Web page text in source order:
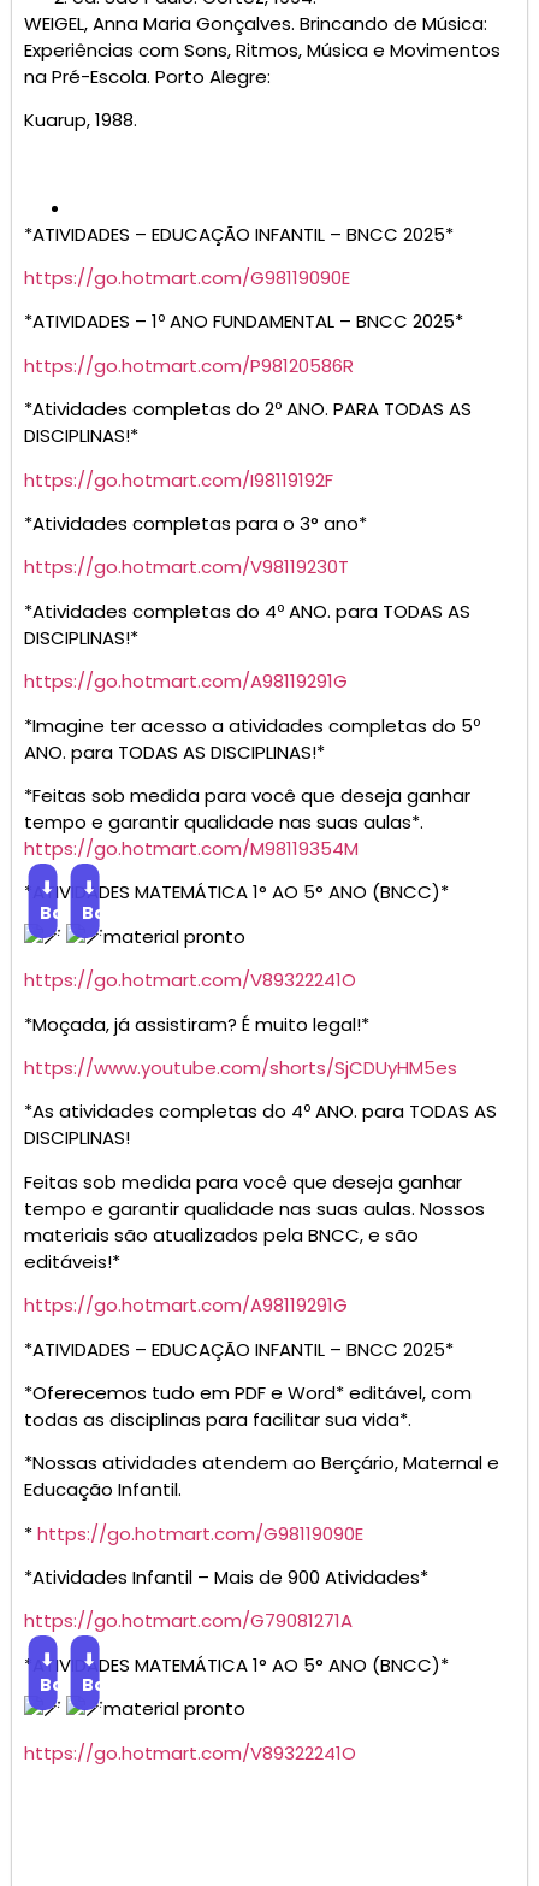
WEIGEL, Anna Maria Gonçalves. Brincando de Música:
Experiências com Sons, Ritmos, Música e Movimentos
na Pré-Escola. Porto Alegre:
Kuarup, 1988.
*ATIVIDADES – EDUCAÇÃO INFANTIL – BNCC 2025*
https://go.hotmart.com/G98119090E
*ATIVIDADES – 1º ANO FUNDAMENTAL – BNCC 2025*
https://go.hotmart.com/P98120586R
*Atividades completas do 2º ANO. PARA TODAS AS
DISCIPLINAS!*
https://go.hotmart.com/I98119192F
*Atividades completas para o 3° ano*
https://go.hotmart.com/V98119230T
*Atividades completas do 4º ANO. para TODAS AS
DISCIPLINAS!*
https://go.hotmart.com/A98119291G
*Imagine ter acesso a atividades completas do 5º
ANO. para TODAS AS DISCIPLINAS!*
*Feitas sob medida para você que deseja ganhar
tempo e garantir qualidade nas suas aulas*.
https://go.hotmart.com/M98119354M
*ATIVIDADES MATEMÁTICA 1° AO 5° ANO (BNCC)*
⬇
Baixar
⬇
Baixar
material pronto
https://go.hotmart.com/V89322241O
*Moçada, já assistiram? É muito legal!*
https://www.youtube.com/shorts/SjCDUyHM5es
*As atividades completas do 4º ANO. para TODAS AS
DISCIPLINAS!
Feitas sob medida para você que deseja ganhar
tempo e garantir qualidade nas suas aulas. Nossos
materiais são atualizados pela BNCC, e são
editáveis!*
https://go.hotmart.com/A98119291G
*ATIVIDADES – EDUCAÇÃO INFANTIL – BNCC 2025*
*Oferecemos tudo em PDF e Word* editável, com
todas as disciplinas para facilitar sua vida*.
*Nossas atividades atendem ao Berçário, Maternal e
Educação Infantil.
*https://go.hotmart.com/G98119090E
*Atividades Infantil – Mais de 900 Atividades*
https://go.hotmart.com/G79081271A
*ATIVIDADES MATEMÁTICA 1° AO 5° ANO (BNCC)*
⬇
Baixar
⬇
Baixar
material pronto
https://go.hotmart.com/V89322241O